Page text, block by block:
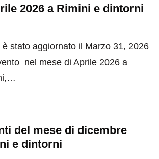
2026 a Rimini e dintorni
stato aggiornato il Marzo 31, 2026
nel mese di Aprile 2026 a
del mese di dicembre
e dintorni